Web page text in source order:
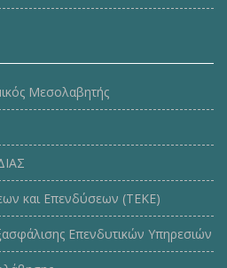
Μεσολαβητής
και Επενδύσεων (ΤΕΚE)
Επενδυτικών Υπηρεσιών